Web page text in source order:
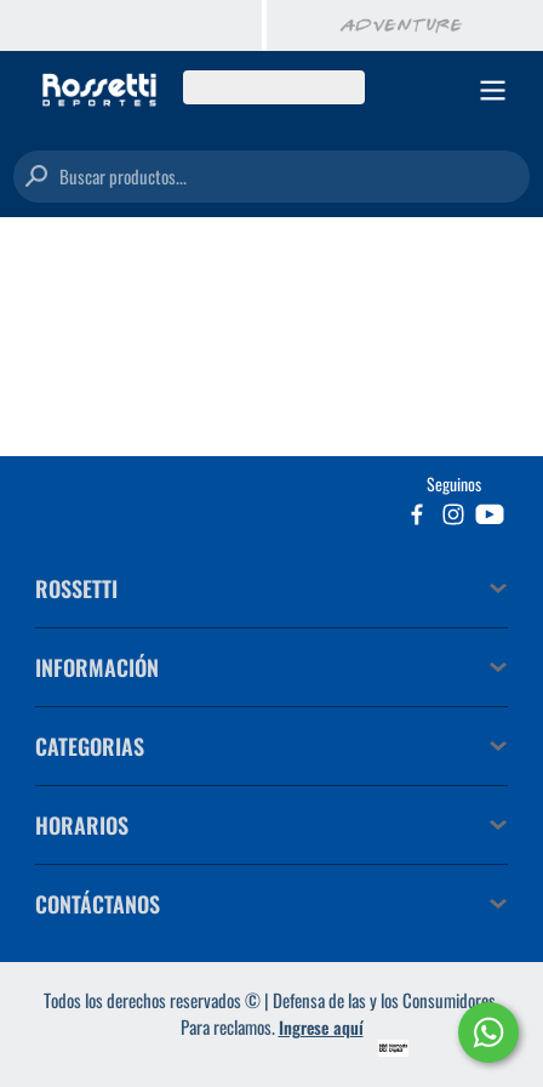
Buscar productos...
Seguinos
ROSSETTI
INFORMACIÓN
CATEGORIAS
HORARIOS
CONTÁCTANOS
Todos los derechos reservados © | Defensa de las y los Consumidores.
Para reclamos.Ingrese aquí